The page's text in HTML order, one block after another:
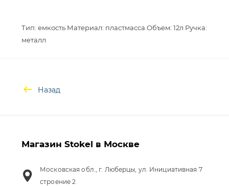
Тип: емкость Материал: пластмасса Объем: 12л Ручка:
Назад
Магазин Stokel в Москве
Московская обл., г. Люберцы, ул. Инициативная 7
строение 2